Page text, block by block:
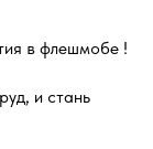
в флешмобе !
и стань